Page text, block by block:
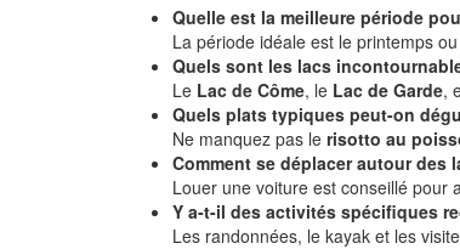
Quelle est la meilleure période
La période idéale est le printemps
Quels sont les lacs
Le Lac de Côme, le Lac de Garde,
Quels plats typiques peut-on
Ne manquez pas le risotto au
Comment se déplacer autour des
Louer une voiture est conseillé pour
Y a-t-il des activités spécifiques
Les randonnées, le kayak et les